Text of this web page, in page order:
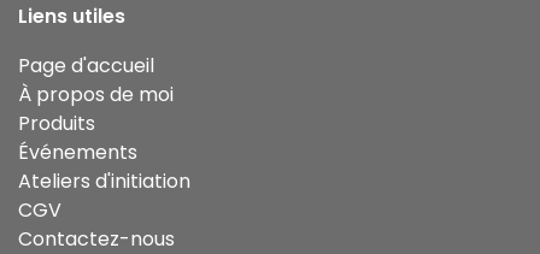
Liens utiles
Page d'accueil
À propos de moi
Produits
Événements
Ateliers d'initiation
CGV
Contactez-nous